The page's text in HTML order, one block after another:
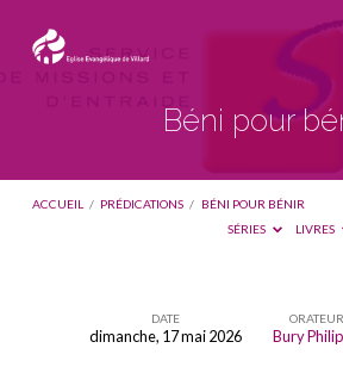
Béni pour
ACCUEIL / PRÉDICATIONS / BÉNI POUR BÉNIR
SÉRIES
LIVRES
DATE
dimanche, 17 mai 2026
ORATEUR
Bury